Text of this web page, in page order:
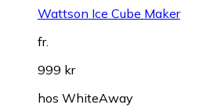
Wattson Ice Cube Maker
fr.
999 kr
hos WhiteAway